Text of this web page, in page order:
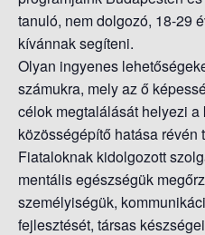
tanuló, nem dolgozó, 18-29
kívánnak segíteni.
Olyan ingyenes
számukra, mely az ő
célok megtalálását helyezi
közösségépítő hatása révén
Fiataloknak kidolgozott
mentális egészségük
személyiségük,
fejlesztését, társas